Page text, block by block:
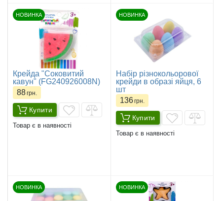
НОВИНКА
Крейда "Соковитий
кавун" (FG240926008N)
88грн.
Купити
Товар є в наявності
НОВИНКА
Набір різнокольорової
крейди в образі яйця, 6
шт
136грн.
Купити
Товар є в наявності
НОВИНКА НОВИНКА